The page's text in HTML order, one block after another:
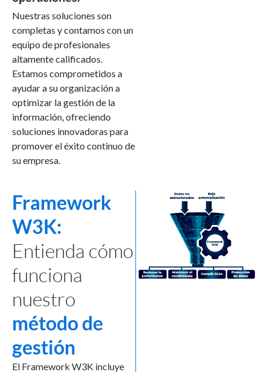
Nuestras soluciones son
completas y contamos con un
equipo de profesionales
altamente calificados.
Estamos comprometidos a
ayudar a su organización a
optimizar la gestión de la
información, ofreciendo
soluciones innovadoras para
promover el éxito continuo de
su empresa.
Framework
W3K:
Entienda cómo
funciona
nuestro
método de
gestión
El Framework W3K incluye